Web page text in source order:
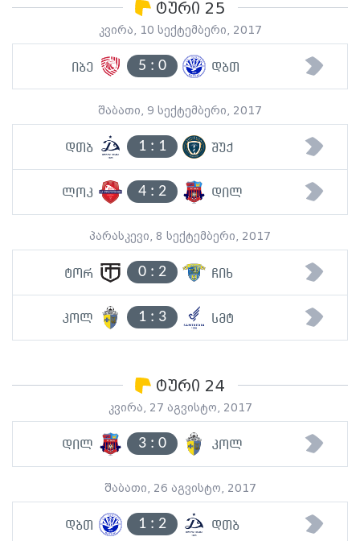
ტური 25
კვირა, 10 სექტემბერი, 2017
იბე 5 : 0 დბთ
შაბათი, 9 სექტემბერი, 2017
დთბ 1: 1 შუქ
ლოკ 4: 2 დილ
პარასკევი, 8 სექტემბერი, 2017
ტორ 0: 2 ჩიხ
კოლ 1: 3 სმტ
ტური 24
კვირა, 27 აგვისტო, 2017
დილ 3: 0 კოლ
შაბათი, 26 აგვისტო, 2017
დბთ 1: 2 დთბ